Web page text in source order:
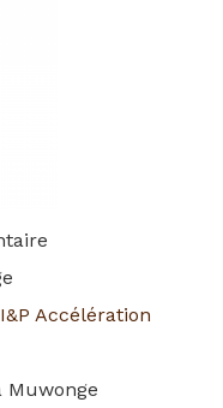
I&P Accélération
Muwonge